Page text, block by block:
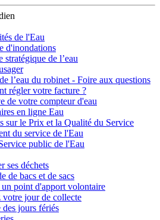
de l'Eau
d'inondations
stratégique de l’eau
l’eau du robinet - Foire aux questions
régler votre facture ?
de votre compteur d'eau
en ligne Eau
sur le Prix et la Qualité du Service
du service de l'Eau
public de l'Eau
ses déchets
de bacs et de sacs
point d'apport volontaire
votre jour de collecte
jours fériés